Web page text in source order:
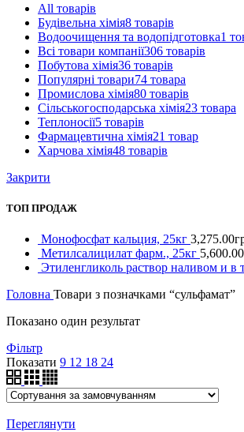
All товарів
Будівельна хімія8 товарів
Водоочищення та водопідготовка1
Всі товари компанії306 товарів
Побутова хімія36 товарів
Популярні товари74 товара
Промислова хімія80 товарів
Сільськогосподарська хімія23 товара
Теплоносії5 товарів
Фармацевтична хімія21 товар
Харчова хімія48 товарів
Закрити
ТОП ПРОДАЖ
Монофосфат кальция, 25кг 3,275.00
Метилсалицилат фарм., 25кг 5,600.00
Этиленгликоль раствор наливом и в
Головна Товари з позначками “сульфамат”
Показано один результат
Фільтр
Показати 9 12 18 24
Переглянути